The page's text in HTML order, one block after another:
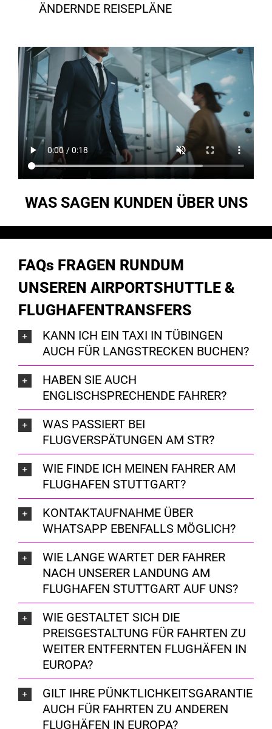
ÄNDERNDE REISEPLÄNE
WAS SAGEN KUNDEN ÜBER UNS
FAQs FRAGEN RUNDUM
UNSEREN AIRPORTSHUTTLE &
FLUGHAFENTRANSFERS
KANN ICH EIN TAXI IN TÜBINGEN
AUCH FÜR LANGSTRECKEN BUCHEN?
HABEN SIE AUCH
ENGLISCHSPRECHENDE FAHRER?
WAS PASSIERT BEI
FLUGVERSPÄTUNGEN AM STR?
WIE FINDE ICH MEINEN FAHRER AM
FLUGHAFEN STUTTGART?
KONTAKTAUFNAHME ÜBER
WHATSAPP EBENFALLS MÖGLICH?
WIE LANGE WARTET DER FAHRER
NACH UNSERER LANDUNG AM
FLUGHAFEN STUTTGART AUF UNS?
WIE GESTALTET SICH DIE
PREISGESTALTUNG FÜR FAHRTEN ZU
WEITER ENTFERNTEN FLUGHÄFEN IN
EUROPA?
GILT IHRE PÜNKTLICHKEITSGARANTIE
AUCH FÜR FAHRTEN ZU ANDEREN
FLUGHÄFEN IN EUROPA?